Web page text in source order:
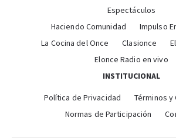
Espectáculos
Haciendo Comunidad
Impulso
La Cocina del Once
Clasionce
Elonce Radio en vivo
INSTITUCIONAL
Política de Privacidad
Términos y
Normas de Participación